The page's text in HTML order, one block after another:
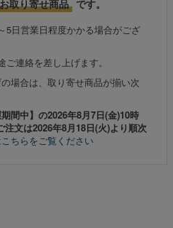
お取り寄せ商品 です。
5日営業日程度かかる場合がござ
連絡を差し上げます。
場合は、取り寄せ商品が揃い次
間中】の2026年8月7日(金)10時
注文は2026年8月18日(火)より順次
ちらをご覧ください